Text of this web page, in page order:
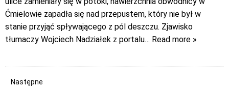
Ćmielowie zapadła się nad przepustem, który nie był w
stanie przyjąć spływającego z pól deszczu. Zjawisko
tłumaczy Wojciech Nadziałek z portalu… Read more »
Następne